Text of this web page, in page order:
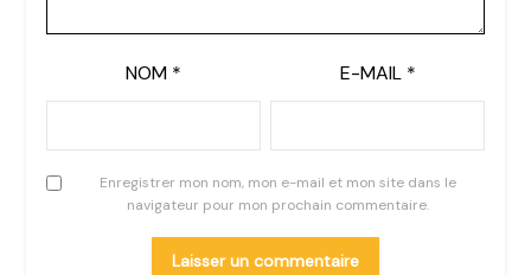
NOM * E-MAIL *
Enregistrer mon nom, mon e-mail et mon site dans le
navigateur pour mon prochain commentaire.